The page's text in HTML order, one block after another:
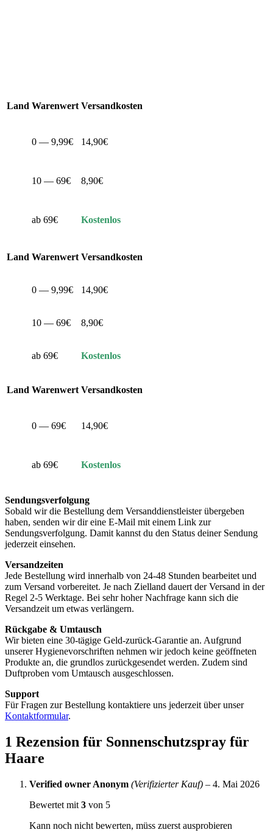
Land Warenwert Versandkosten
0 — 9,99€ 14,90€
10 — 69€ 8,90€
ab 69€ Kostenlos
Land Warenwert Versandkosten
0 — 9,99€ 14,90€
10 — 69€ 8,90€
ab 69€ Kostenlos
Land Warenwert Versandkosten
0 — 69€ 14,90€
ab 69€ Kostenlos
Sendungsverfolgung
Sobald wir die Bestellung dem Versanddienstleister übergeben
haben, senden wir dir eine E-Mail mit einem Link zur
Sendungsverfolgung. Damit kannst du den Status deiner Sendung
jederzeit einsehen.
Versandzeiten
Jede Bestellung wird innerhalb von 24-48 Stunden bearbeitet und
zum Versand vorbereitet. Je nach Zielland dauert der Versand in der
Regel 2-5 Werktage. Bei sehr hoher Nachfrage kann sich die
Versandzeit um etwas verlängern.
Rückgabe & Umtausch
Wir bieten eine 30-tägige Geld-zurück-Garantie an. Aufgrund
unserer Hygienevorschriften nehmen wir jedoch keine geöffneten
Produkte an, die grundlos zurückgesendet werden. Zudem sind
Duftproben vom Umtausch ausgeschlossen.
Support
Für Fragen zur Bestellung kontaktiere uns jederzeit über unser
Kontaktformular.
1 Rezension für Sonnenschutzspray für
Haare
Verified owner Anonym (Verifizierter Kauf) – 4. Mai 2026
Bewertet mit 3 von 5
Kann noch nicht bewerten, müss zuerst ausprobieren